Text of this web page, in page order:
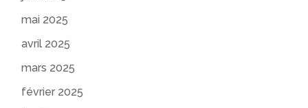
mai 2025
avril 2025
mars 2025
février 2025